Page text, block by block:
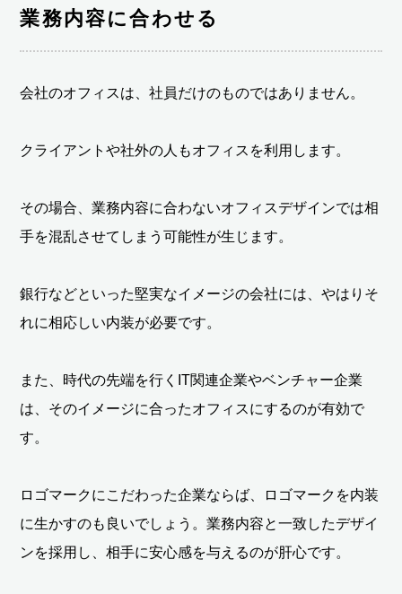
業務内容に合わせる
会社のオフィスは、社員だけのものではありません。
クライアントや社外の人もオフィスを利用します。
その場合、業務内容に合わないオフィスデザインでは相
手を混乱させてしまう可能性が生じます。
銀行などといった堅実なイメージの会社には、やはりそ
れに相応しい内装が必要です。
また、時代の先端を行くIT関連企業やベンチャー企業
は、そのイメージに合ったオフィスにするのが有効で
す。
ロゴマークにこだわった企業ならば、ロゴマークを内装
に生かすのも良いでしょう。業務内容と一致したデザイ
ンを採用し、相手に安心感を与えるのが肝心です。